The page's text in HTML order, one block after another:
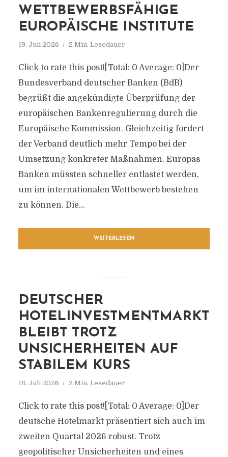
WETTBEWERBSFÄHIGE
EUROPÄISCHE INSTITUTE
19. Juli 2026 2 Min. Lesedauer
Click to rate this post![Total: 0 Average: 0]Der
Bundesverband deutscher Banken (BdB)
begrüßt die angekündigte Überprüfung der
europäischen Bankenregulierung durch die
Europäische Kommission. Gleichzeitig fordert
der Verband deutlich mehr Tempo bei der
Umsetzung konkreter Maßnahmen. Europas
Banken müssten schneller entlastet werden,
um im internationalen Wettbewerb bestehen
zu können. Die...
WEITERLESEN
DEUTSCHER
HOTELINVESTMENTMARKT
BLEIBT TROTZ
UNSICHERHEITEN AUF
STABILEM KURS
18. Juli 2026 2 Min. Lesedauer
Click to rate this post![Total: 0 Average: 0]Der
deutsche Hotelmarkt präsentiert sich auch im
zweiten Quartal 2026 robust. Trotz
geopolitischer Unsicherheiten und eines